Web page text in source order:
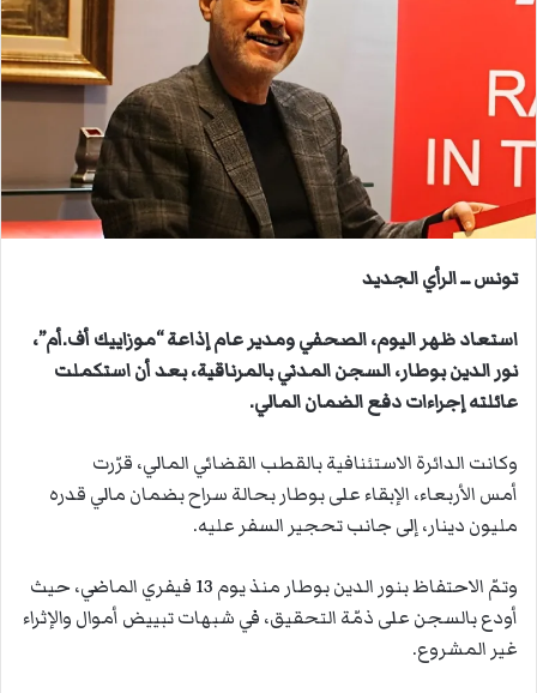
ت
ي
ا
تونس ــ الرأي الجديد
استعاد ظهر اليوم، الصحفي ومدير عام إذاعة “موزاييك أف.أم”،
نور الدين بوطار، السجن المدني بالمرناقية، بعد أن استكملت
عائلته إجراءات دفع الضمان المالي.
وكانت الدائرة الاستئنافية بالقطب القضائي المالي، قرّرت
أمس الأربعاء، الإبقاء على بوطار بحالة سراح بضمان مالي قدره
مليون دينار، إلى جانب تحجير السفر عليه.
وتمّ الاحتفاظ بنور الدين بوطار منذ يوم 13 فيفري الماضي، حيث
أودع بالسجن على ذمّة التحقيق، في شبهات تبييض أموال والإثراء
غير المشروع.